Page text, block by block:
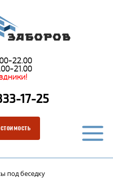
22.00
21.00
17-25
под беседку